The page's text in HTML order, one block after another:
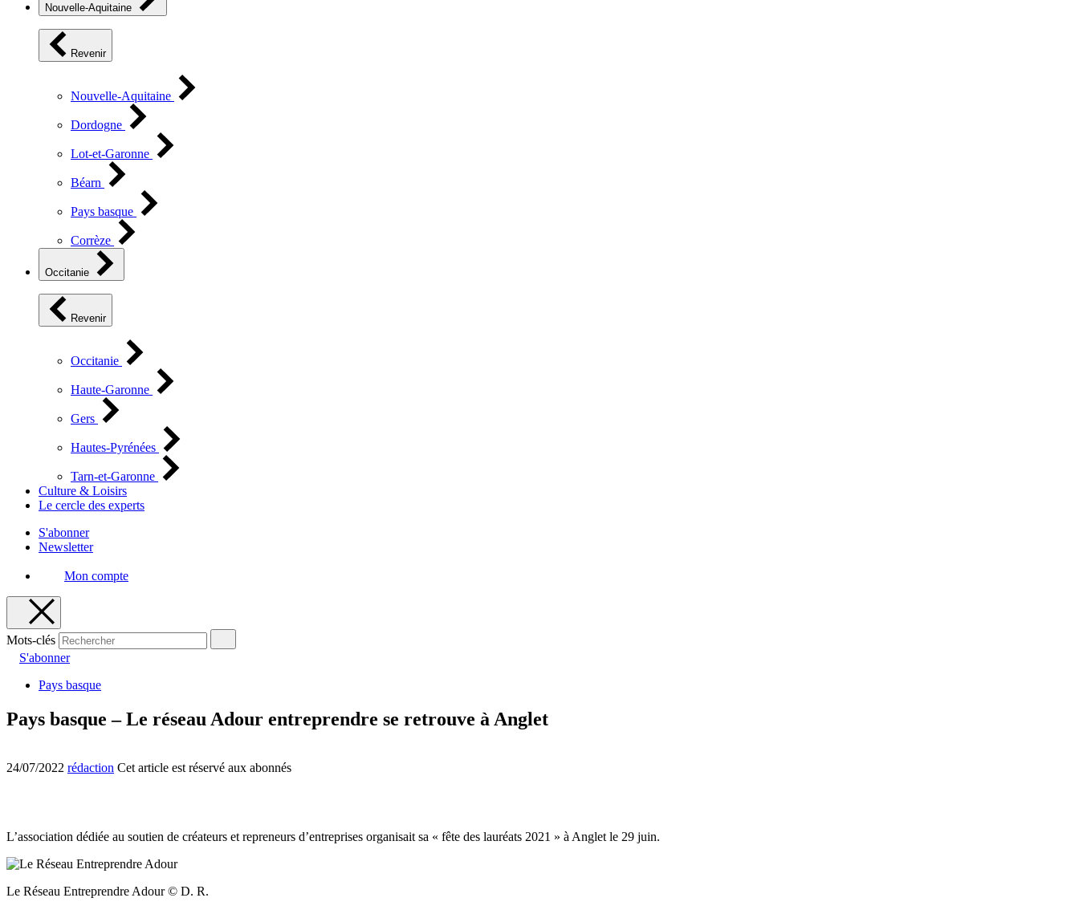
Nouvelle-Aquitaine
Revenir
Nouvelle-Aquitaine
Dordogne
Lot-et-Garonne
Béarn
Pays basque
Corrèze
Occitanie
Revenir
Occitanie
Haute-Garonne
Gers
Hautes-Pyrénées
Tarn-et-Garonne
Culture & Loisirs
Le cercle des experts
S'abonner
Newsletter
Mon compte
Mots-clés
S'abonner
Pays basque
Pays basque – Le réseau Adour entreprendre se retrouve à Anglet
24/07/2022 rédaction Cet article est réservé aux abonnés
L’association dédiée au soutien de créateurs et repreneurs d’entreprises organisait sa « fête des lauréats 2021 » à Anglet le 29 juin.
Le Réseau Entreprendre Adour © D. R.